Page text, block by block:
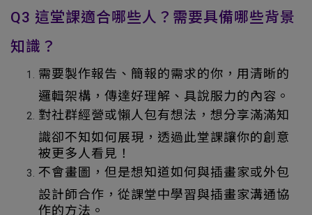
Q3 這堂課適合哪些人？需要具備哪些背景
知識？
需要製作報告、簡報的需求的你，用清晰的
邏輯架構，傳達好理解、具說服力的內容。
對社群經營或懶人包有想法，想分享滿滿知
識卻不知如何展現，透過此堂課讓你的創意
被更多人看見！
不會畫圖，但是想知道如何與插畫家或外包
設計師合作，從課堂中學習與插畫家溝通協
作的方法。